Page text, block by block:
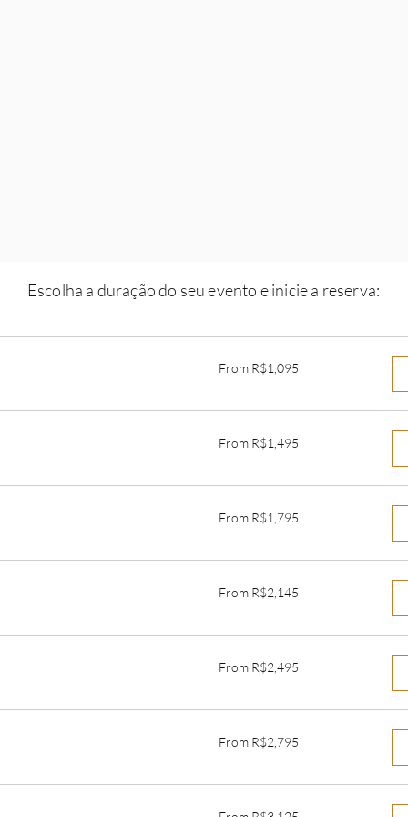
Escolha a duração do seu evento e inicie a reserva:
1,095
From R$1,095
1,495
From R$1,495
1,795
From R$1,795
2,145
From R$2,145
2,495
From R$2,495
2,795
From R$2,795